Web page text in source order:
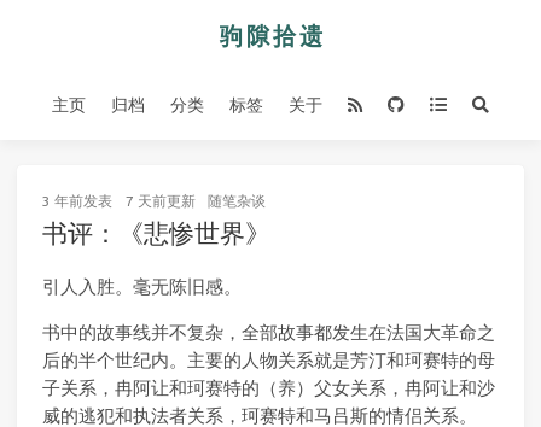
主页 归档 分类 标签 关于
3 年前发表 7 天前更新 随笔杂谈
书评：《悲惨世界》
引人入胜。毫无陈旧感。
书中的故事线并不复杂，全部故事都发生在法国大革命之
后的半个世纪内。主要的人物关系就是芳汀和珂赛特的母
子关系，冉阿让和珂赛特的（养）父女关系，冉阿让和沙
威的逃犯和执法者关系，珂赛特和马吕斯的情侣关系。